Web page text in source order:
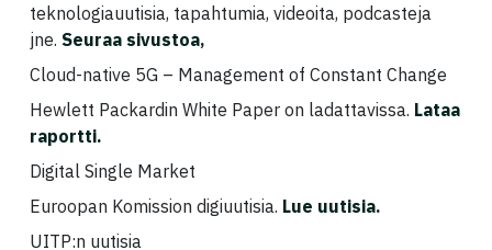
teknologiauutisia, tapahtumia, videoita, podcasteja
jne. Seuraa sivustoa,
Cloud-native 5G – Management of Constant Change
Hewlett Packardin White Paper on ladattavissa. Lataa
raportti.
Digital Single Market
Euroopan Komission digiuutisia. Lue uutisia.
UITP:n uutisia